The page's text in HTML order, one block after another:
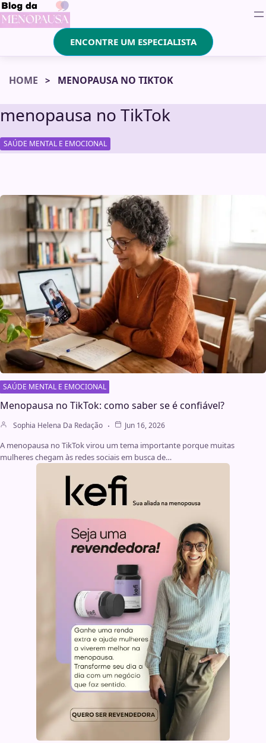
ENCONTRE UM ESPECIALISTA
HOME MENOPAUSA NO TIKTOK
menopausa no TikTok
SAÚDE MENTAL E EMOCIONAL
SAÚDE MENTAL E EMOCIONAL
Menopausa no TikTok: como saber se é confiável?
Sophia Helena Da Redação Jun 16, 2026
A menopausa no TikTok virou um tema importante porque muitas
mulheres chegam às redes sociais em busca de…